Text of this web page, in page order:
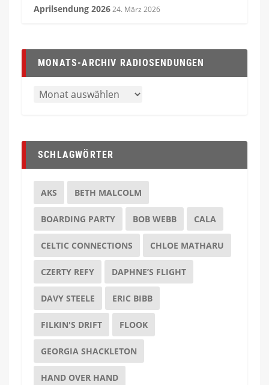
Aprilsendung 202624. März 2026
MONATS-ARCHIV RADIOSENDUNGEN
SCHLAGWÖRTER
AKS BETH MALCOLM
BOARDING PARTY BOB WEBB CALA
CELTIC CONNECTIONS CHLOE MATHARU
CZERTY REFY DAPHNE’S FLIGHT
DAVY STEELE ERIC BIBB
FILKIN'S DRIFT FLOOK
GEORGIA SHACKLETON
HAND OVER HAND